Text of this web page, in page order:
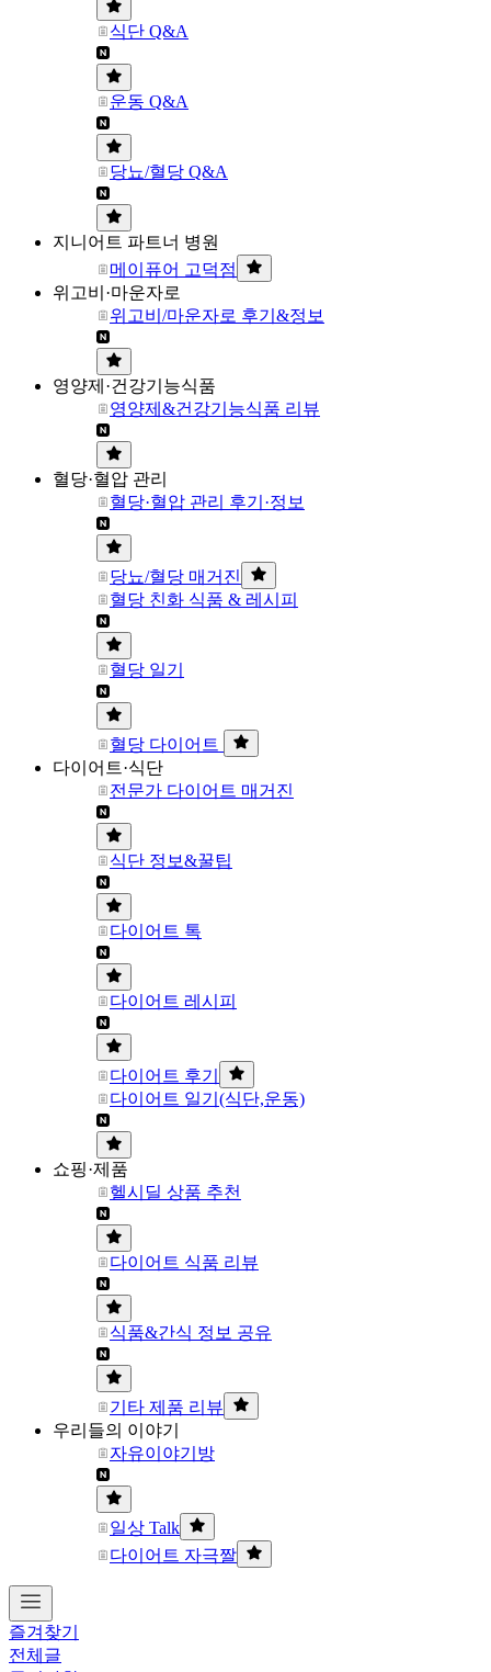
식단 Q&A
운동 Q&A
당뇨/혈당 Q&A
지니어트 파트너 병원
메이퓨어 고덕점
위고비·마운자로
위고비/마운자로 후기&정보
영양제·건강기능식품
영양제&건강기능식품 리뷰
혈당·혈압 관리
혈당·혈압 관리 후기·정보
당뇨/혈당 매거진
혈당 친화 식품 & 레시피
혈당 일기
혈당 다이어트
다이어트·식단
전문가 다이어트 매거진
식단 정보&꿀팁
다이어트 톡
다이어트 레시피
다이어트 후기
다이어트 일기(식단,운동)
쇼핑·제품
헬시딜 상품 추천
다이어트 식품 리뷰
식품&간식 정보 공유
기타 제품 리뷰
우리들의 이야기
자유이야기방
일상 Talk
다이어트 자극짤
즐겨찾기
전체글